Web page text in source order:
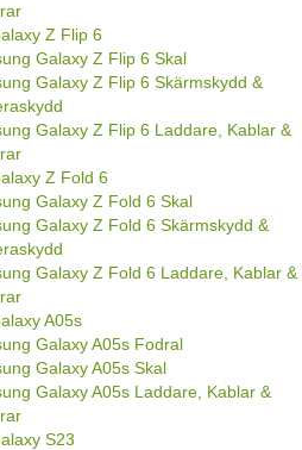
Z Flip 6
Galaxy Z Flip 6 Skal
Galaxy Z Flip 6 Skärmskydd &
Galaxy Z Flip 6 Laddare, Kablar &
Z Fold 6
Galaxy Z Fold 6 Skal
Galaxy Z Fold 6 Skärmskydd &
Galaxy Z Fold 6 Laddare, Kablar &
A05s
Galaxy A05s Fodral
Galaxy A05s Skal
Galaxy A05s Laddare, Kablar &
S23